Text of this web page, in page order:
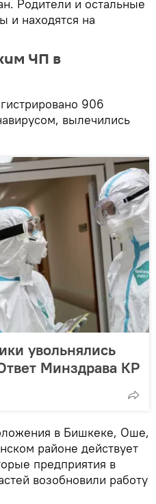
Родители и остальные
и находятся на
ЧП в
906
вылечились
увольнялись
Минздрава КР
в Бишкеке, Оше,
районе действует
предприятия в
возобновили работу